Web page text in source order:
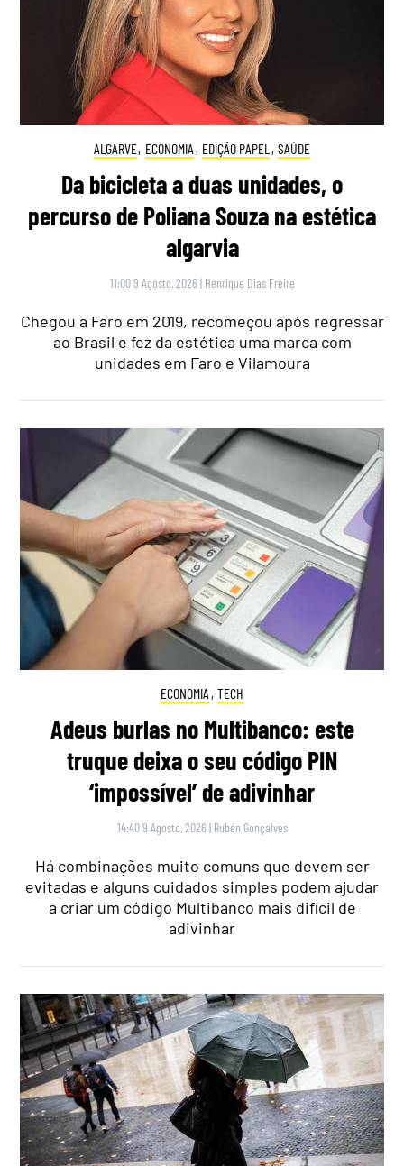
ALGARVE, ECONOMIA , EDIÇÃO PAPEL , SAÚDE
Da bicicleta a duas unidades, o
percurso de Poliana Souza na estética
algarvia
11:00 9 Agosto, 2026 | Henrique Dias Freire
Chegou a Faro em 2019, recomeçou após regressar
ao Brasil e fez da estética uma marca com
unidades em Faro e Vilamoura
ECONOMIA , TECH
Adeus burlas no Multibanco: este
truque deixa o seu código PIN
‘impossível’ de adivinhar
14:40 9 Agosto, 2026 | Rubén Gonçalves
Há combinações muito comuns que devem ser
evitadas e alguns cuidados simples podem ajudar
a criar um código Multibanco mais difícil de
adivinhar